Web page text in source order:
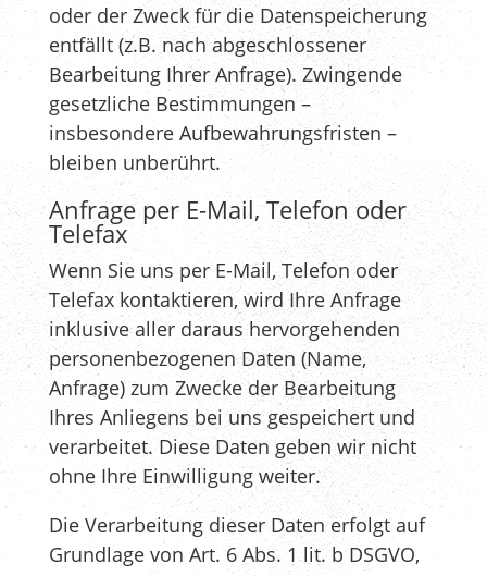
oder der Zweck für die Datenspeicherung
entfällt (z.B. nach abgeschlossener
Bearbeitung Ihrer Anfrage). Zwingende
gesetzliche Bestimmungen –
insbesondere Aufbewahrungsfristen –
bleiben unberührt.
Anfrage per E-Mail, Telefon oder
Telefax
Wenn Sie uns per E-Mail, Telefon oder
Telefax kontaktieren, wird Ihre Anfrage
inklusive aller daraus hervorgehenden
personenbezogenen Daten (Name,
Anfrage) zum Zwecke der Bearbeitung
Ihres Anliegens bei uns gespeichert und
verarbeitet. Diese Daten geben wir nicht
ohne Ihre Einwilligung weiter.
Die Verarbeitung dieser Daten erfolgt auf
Grundlage von Art. 6 Abs. 1 lit. b DSGVO,